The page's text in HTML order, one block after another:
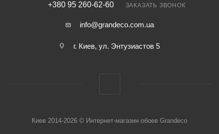
+380 95 260-62-60 ЗАКАЗАТЬ ЗВОНОК
info@grandeco.com.ua
г. Киев, ул. Энтузиастов 5
Киев 2014-2026 © Интернет-магазин обоев Grandeco